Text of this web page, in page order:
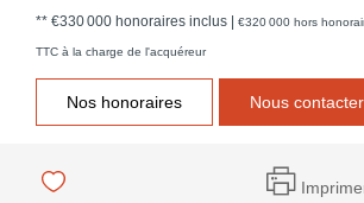
** €330 000 honoraires inclus | €320 000 hors
TTC à la charge de l'acquéreur
Nos honoraires Nous contacter